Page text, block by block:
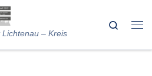
– Kreis
Search